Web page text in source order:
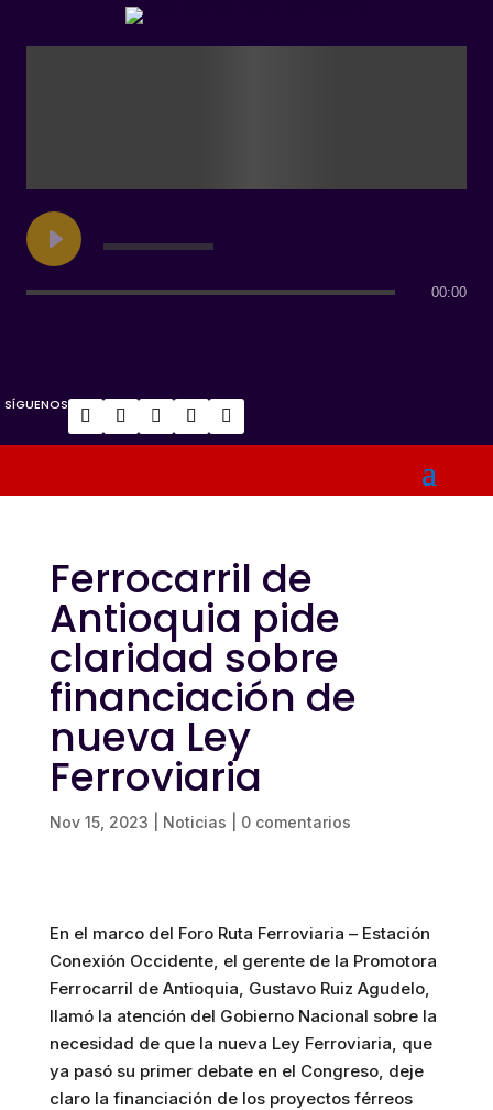
00:00
SÍGUENOS
Ferrocarril de
Antioquia pide
claridad sobre
financiación de
nueva Ley
Ferroviaria
Nov 15, 2023 Noticias 0 comentarios
En el marco del Foro Ruta Ferroviaria – Estación
Conexión Occidente, el gerente de la Promotora
Ferrocarril de Antioquia, Gustavo Ruiz Agudelo,
llamó la atención del Gobierno Nacional sobre la
necesidad de que la nueva Ley Ferroviaria, que
ya pasó su primer debate en el Congreso, deje
claro la financiación de los proyectos férreos